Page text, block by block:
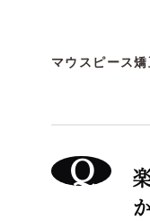
マウスピース矯